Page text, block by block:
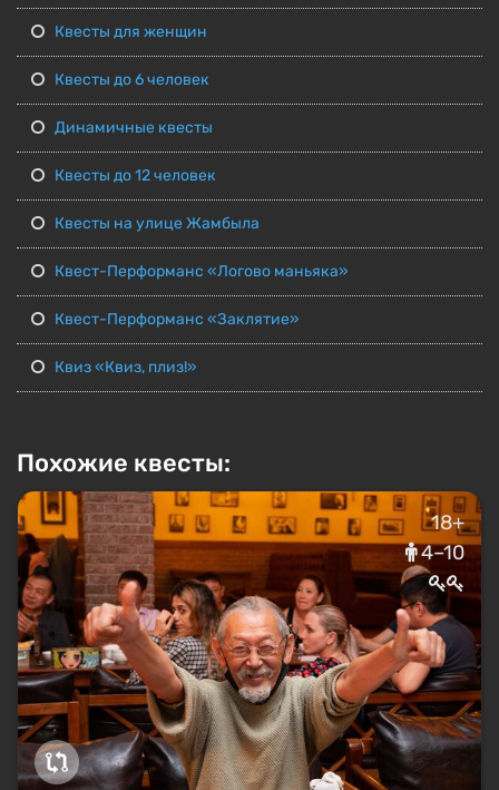
Квесты для женщин
Квесты до 6 человек
Динамичные квесты
Квесты до 12 человек
Квесты на улице Жамбыла
Квест-Перформанс «Логово маньяка»
Квест-Перформанс «Заклятие»
Квиз «Квиз, плиз!»
Похожие квесты:
18+
4–10